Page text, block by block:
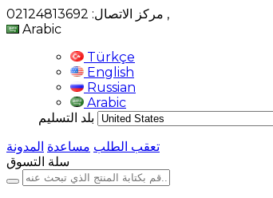
,
Arabic
Türkçe
English
Russian
Arabic
بلد التسليم
تعقب الطلب مساعدة المدونة
سلة التسوق